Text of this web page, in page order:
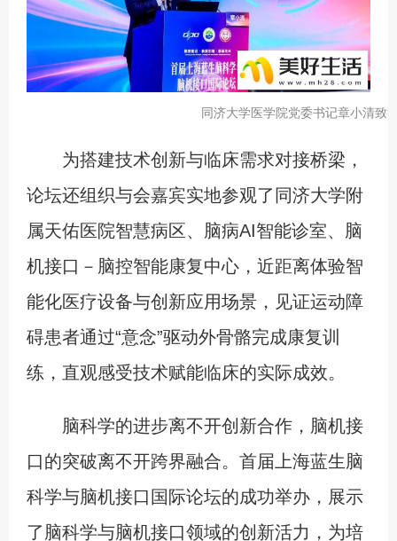
同济大学医学院党委书记章小清致
为搭建技术创新与临床需求对接桥梁，
论坛还组织与会嘉宾实地参观了同济大学附
属天佑医院智慧病区、脑病AI智能诊室、脑
机接口－脑控智能康复中心，近距离体验智
能化医疗设备与创新应用场景，见证运动障
碍患者通过“意念”驱动外骨骼完成康复训
练，直观感受技术赋能临床的实际成效。
脑科学的进步离不开创新合作，脑机接
口的突破离不开跨界融合。首届上海蓝生脑
科学与脑机接口国际论坛的成功举办，展示
了脑科学与脑机接口领域的创新活力，为培